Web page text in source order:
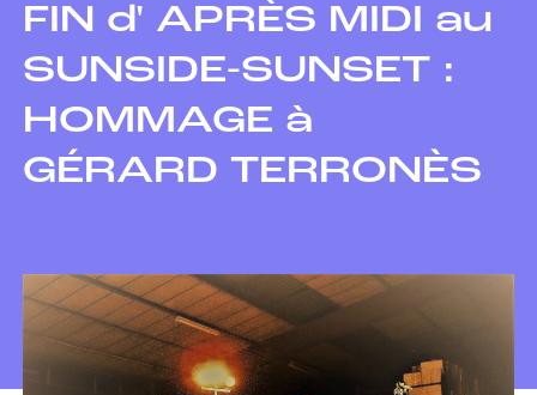
FIN d' APRÈS MIDI au
SUNSIDE-SUNSET :
HOMMAGE à
GÉRARD TERRONÈS